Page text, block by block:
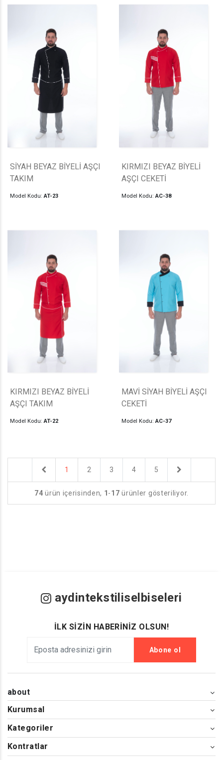
SİYAH BEYAZ BİYELİ AŞÇI
TAKIM
Model Kodu:AT-23
KIRMIZI BEYAZ BİYELİ
AŞÇI CEKETİ
Model Kodu:AC-38
KIRMIZI BEYAZ BİYELİ
AŞÇI TAKIM
Model Kodu:AT-22
MAVİ SİYAH BİYELİ AŞÇI
CEKETİ
Model Kodu:AC-37
Previous
1 2 3 4 5
74 ürün içerisinden, 1 -17 ürünler gösteriliyor.
aydintekstiliselbiseleri
İLK SİZİN HABERİNİZ OLSUN!
Abone ol
about
Kurumsal
Kategoriler
Kontratlar